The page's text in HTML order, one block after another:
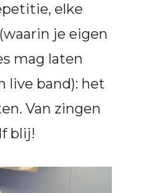
elke
je eigen
mag laten
live band): het
Van zingen
blij!